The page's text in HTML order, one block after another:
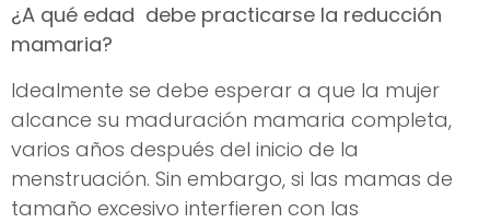
¿A qué edad debe practicarse la reducción
mamaria?
Idealmente se debe esperar a que la mujer
alcance su maduración mamaria completa,
varios años después del inicio de la
menstruación. Sin embargo, si las mamas de
tamaño excesivo interfieren con las